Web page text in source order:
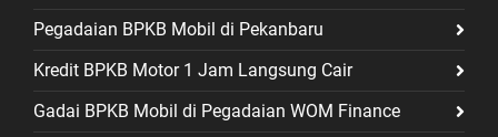
Pegadaian BPKB Mobil di Pekanbaru
Kredit BPKB Motor 1 Jam Langsung Cair
Gadai BPKB Mobil di Pegadaian WOM Finance